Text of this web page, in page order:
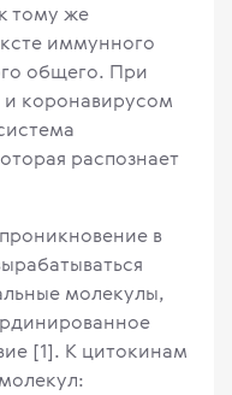
тому же
иммунного
общего. При
коронавирусом
распознает
в
молекулы,
[1]. К цитокинам